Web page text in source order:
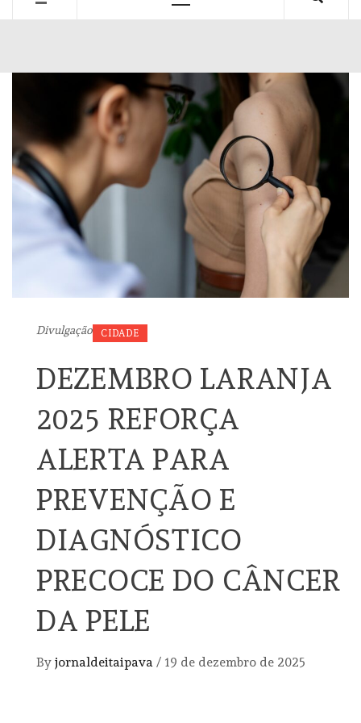
Divulgação CIDADE
DEZEMBRO LARANJA
2025 REFORÇA
ALERTA PARA
PREVENÇÃO E
DIAGNÓSTICO
PRECOCE DO CÂNCER
DA PELE
By jornaldeitaipava / 19 de dezembro de 2025